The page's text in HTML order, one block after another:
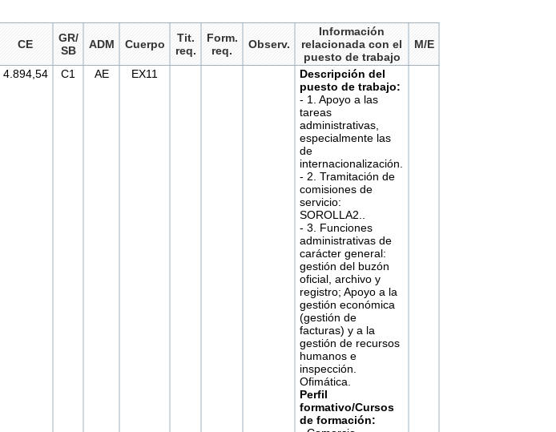
CE
GR/
SB
ADM Cuerpo
Tit.
req.
Form.
req.
Observ.
Información
relacionada con el
puesto de trabajo
M/E
4.894,54 C1 AE EX11
Descripción del
puesto de trabajo:
- 1. Apoyo a las
tareas
administrativas,
especialmente las
de
internacionalización.
- 2. Tramitación de
comisiones de
servicio:
SOROLLA2..
- 3. Funciones
administrativas de
carácter general:
gestión del buzón
oficial, archivo y
registro; Apoyo a la
gestión económica
(gestión de
facturas) y a la
gestión de recursos
humanos e
inspección.
Ofimática.
Perfil
formativo/Cursos
de formación: